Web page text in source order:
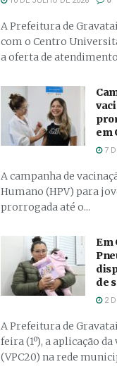
A Prefeitura de
com o Centro
a oferta de
em
7
A campanha de
Humano (HPV) para
prorrogada até o...
Em
de
2
A Prefeitura de
feira (1º), a aplicação
(VPC20) na rede